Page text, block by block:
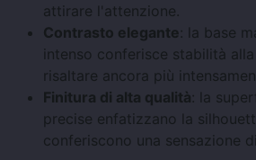
attirare l'attenzione.
Contrasto elegante: la base
intenso conferisce stabilità
risaltare ancora più
Finitura di alta qualità: la
precise enfatizzano la
conferiscono una sensazione